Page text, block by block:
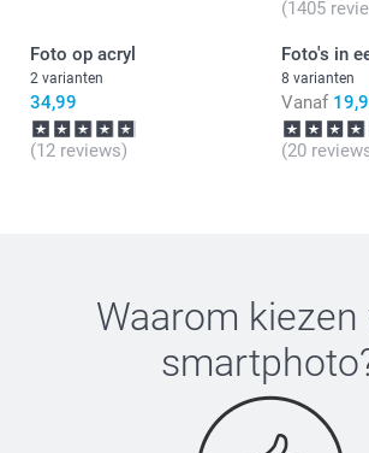
(1405
Foto op acryl
2 varianten
34,99
(12 reviews)
Foto's in
8 varianten
Vanaf
(20
Waarom kiezen
smartphoto